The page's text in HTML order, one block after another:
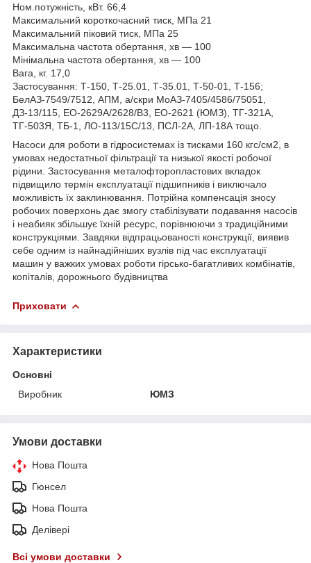
Ном.потужність, кВт. 66,4
Максимальний короткочасний тиск, МПа 21
Максимальний піковий тиск, МПа 25
Максимальна частота обертання, хв — 100
Мінімальна частота обертання, хв — 100
Вага, кг. 17,0
Застосування: Т-150, Т-25.01, Т-35.01, Т-50-01, Т-156;
БелАЗ-7549/7512, АПМ, а/скри МоАЗ-7405/4586/75051,
ДЗ-13/115, ЕО-2629А/2628/В3, ЕО-2621 (ЮМЗ), ТГ-321А,
ТГ-503Я, ТБ-1, ЛО-113/15С/13, ПСЛ-2А, ЛП-18А тощо.
Насоси для роботи в гідросистемах із тисками 160 кгс/см2, в
умовах недостатньої фільтрації та низької якості робочої
рідини. Застосування металофторопластових вкладок
підвищило термін експлуатації підшипників і виключало
можливість їх заклинювання. Потрійна компенсація зносу
робочих поверхонь дає змогу стабілізувати подавання насосів
і неабияк збільшує їхній ресурс, порівнюючи з традиційними
конструкціями. Завдяки відпрацьованості конструкції, виявив
себе одним із найнадійніших вузлів під час експлуатації
машин у важких умовах роботи гірсько-багатливих комбінатів,
копіталів, дорожнього будівництва
Приховати
Характеристики
Основні
Виробник
ЮМЗ
Умови доставки
Нова Пошта
Гюнсел
Нова Пошта
Делівері
Всі умови доставки